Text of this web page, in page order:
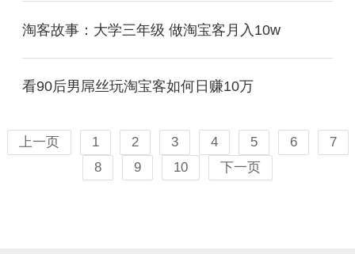
淘客故事：大学三年级 做淘宝客月入10w
看90后男屌丝玩淘宝客如何日赚10万
上一页 1 2 3 4 5 6
7
8
9 10 下一页